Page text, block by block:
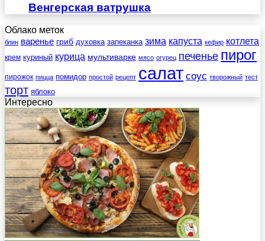
Венгерская ватрушка
Облако меток
блин варенье гриб духовка запеканка зима капуста кефир котлета
крем куриный курица мультиварке мясо огурец печенье пирог
пирожок пицца помидор простой рецепт салат соус творожный тест
торт яблоко
Интересно